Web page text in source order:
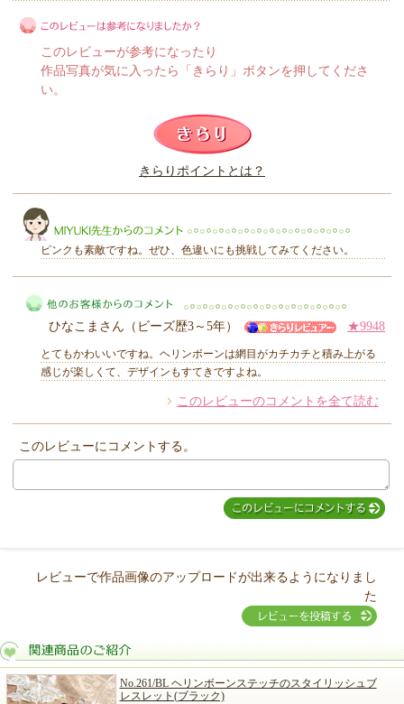
このレビューは参考になりましたか？
このレビューが参考になったり
作品写真が気に入ったら「きらり」ボタンを押してくださ
い。
きらりポイントとは？
ピンクも素敵ですね。ぜひ、色違いにも挑戦してみてください。
他のお客様からのコメント
ひなこまさん（ビーズ歴3～5年） ★9948
とてもかわいいですね。ヘリンボーンは網目がカチカチと積み上がる
感じが楽しくて、デザインもすてきですよね。
このレビューのコメントを全て読む
このレビューにコメントする。
レビューで作品画像のアップロードが出来るようになりまし
た
No.261/BL ヘリンボーンステッチのスタイリッシュブ
レスレット(ブラック)